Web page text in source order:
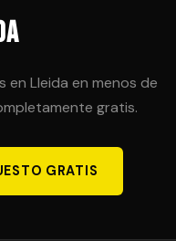
en Lleida en menos de
gratis.
GRATIS